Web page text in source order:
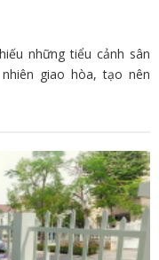
những tiểu cảnh sân
giao hòa, tạo nên